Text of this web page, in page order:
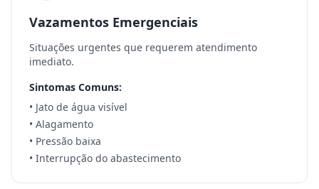
Vazamentos Emergenciais
Situações urgentes que requerem atendimento
imediato.
Sintomas Comuns:
• Jato de água visível
• Alagamento
• Pressão baixa
• Interrupção do abastecimento